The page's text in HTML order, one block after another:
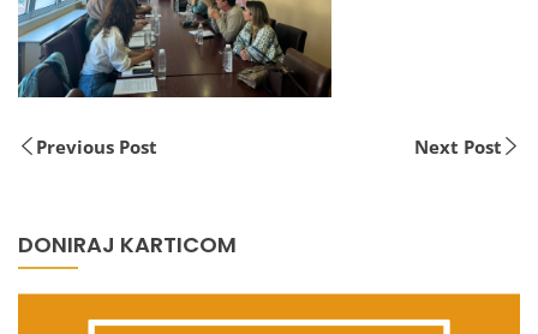
Previous Post Next Post
DONIRAJ KARTICOM